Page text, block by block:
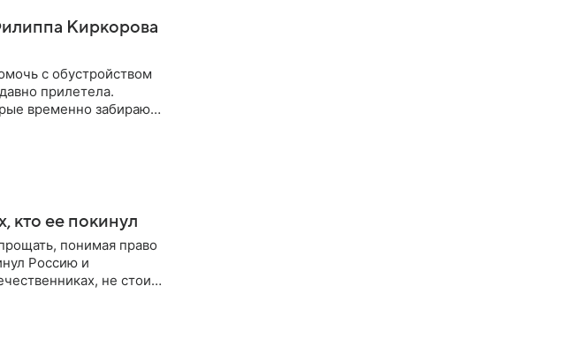
Киркорова
с обустройством
прилетела.
временно забирают
кто ее покинул
понимая право
Россию и
не стоит